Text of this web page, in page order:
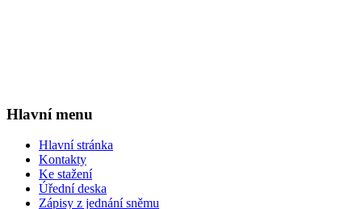
Hlavní menu
Hlavní stránka
Kontakty
Ke stažení
Úřední deska
Zápisy z jednání sněmu